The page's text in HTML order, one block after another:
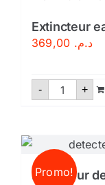
Extincteur
د.م.
- quantité
litres
+
Promo!
Détecteur